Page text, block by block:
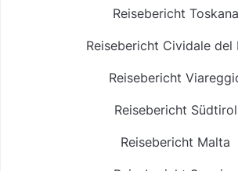
Reisebericht Toskana
Reisebericht Cividale del
Reisebericht
Reisebericht Südtirol
Reisebericht Malta